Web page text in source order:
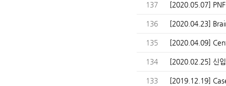
137 [2020.05.07]
136 [2020.04.23]
135 [2020.04.09]
134 [2020.02.25] 신
133 [2019.12.19]